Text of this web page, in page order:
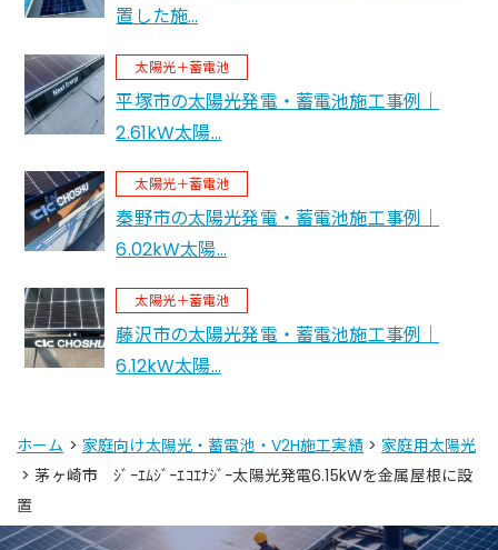
置した施…
太陽光＋蓄電池
平塚市の太陽光発電・蓄電池施工事例｜
2.61kW太陽…
太陽光＋蓄電池
秦野市の太陽光発電・蓄電池施工事例｜
6.02kW太陽…
太陽光＋蓄電池
藤沢市の太陽光発電・蓄電池施工事例｜
6.12kW太陽…
ホーム > 家庭向け太陽光・蓄電池・V2H施工実績>家庭用太陽光
> 茅ヶ崎市 ｼﾞｰｴﾑｼﾞｰｴｺｴﾅｼﾞｰ太陽光発電6.15kWを金属屋根に設
置